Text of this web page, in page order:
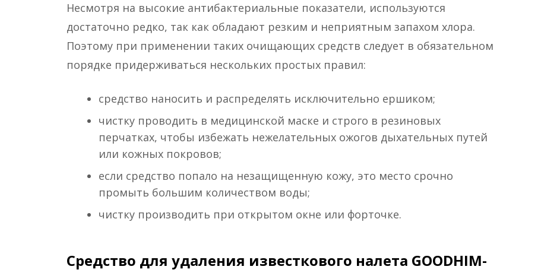
Несмотря на высокие антибактериальные показатели, используются
достаточно редко, так как обладают резким и неприятным запахом хлора.
Поэтому при применении таких очищающих средств следует в обязательном
порядке придерживаться нескольких простых правил:
средство наносить и распределять исключительно ершиком;
чистку проводить в медицинской маске и строго в резиновых
перчатках, чтобы избежать нежелательных ожогов дыхательных путей
или кожных покровов;
если средство попало на незащищенную кожу, это место срочно
промыть большим количеством воды;
чистку производить при открытом окне или форточке.
Средство для удаления известкового налета GOODHIM-